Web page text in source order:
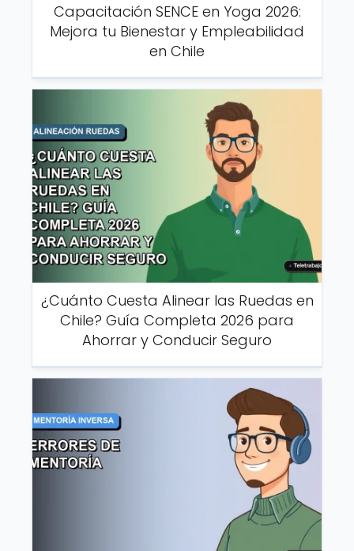
Capacitación SENCE en Yoga 2026:
Mejora tu Bienestar y Empleabilidad
en Chile
¿Cuánto Cuesta Alinear las Ruedas en
Chile? Guía Completa 2026 para
Ahorrar y Conducir Seguro